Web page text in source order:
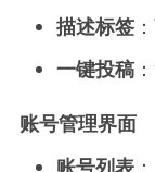
描述标签
一键投稿
账号管理界面